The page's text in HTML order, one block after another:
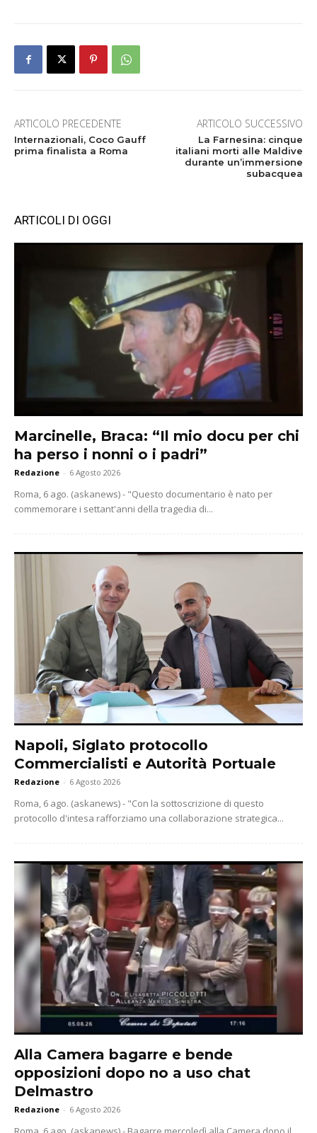
ARTICOLO PRECEDENTE
Internazionali, Coco Gauff
prima finalista a Roma
ARTICOLO SUCCESSIVO
La Farnesina: cinque
italiani morti alle Maldive
durante un’immersione
subacquea
ARTICOLI DI OGGI
Marcinelle, Braca: “Il mio docu per chi
ha perso i nonni o i padri”
Redazione - 6 Agosto 2026
Roma, 6 ago. (askanews) - "Questo documentario è nato per
commemorare i settant'anni della tragedia di...
Napoli, Siglato protocollo
Commercialisti e Autorità Portuale
Redazione - 6 Agosto 2026
Roma, 6 ago. (askanews) - "Con la sottoscrizione di questo
protocollo d'intesa rafforziamo una collaborazione strategica...
Alla Camera bagarre e bende
opposizioni dopo no a uso chat
Delmastro
Redazione - 6 Agosto 2026